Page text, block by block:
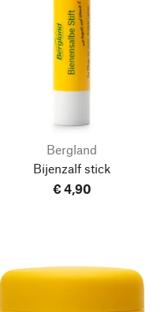
Bergland
Bijenzalf stick
€ 4,90